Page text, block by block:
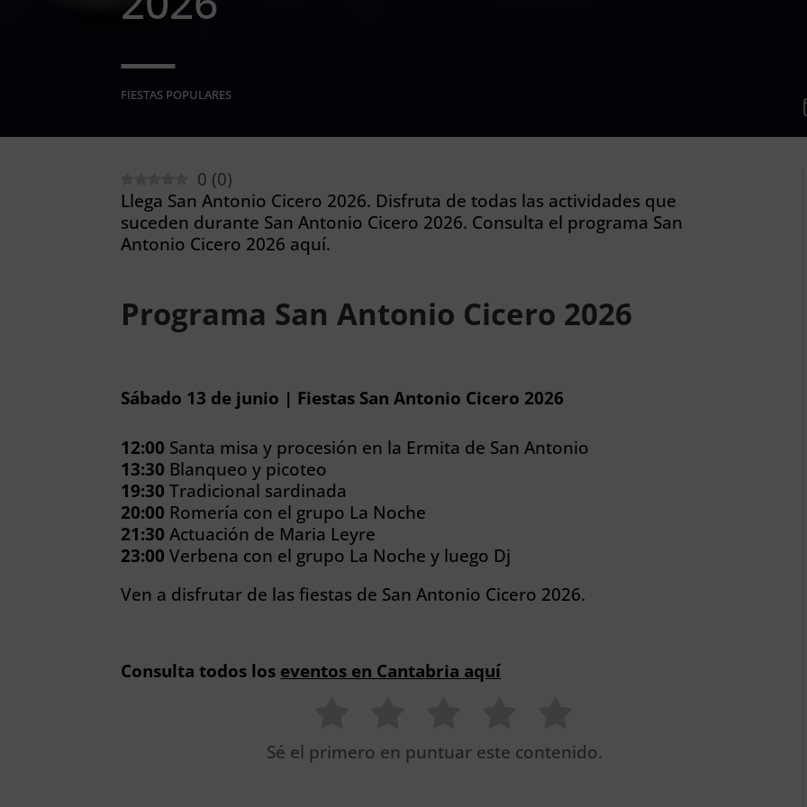
FIESTAS POPULARES
0 (0)
Llega San Antonio Cicero 2026. Disfruta de todas las actividades que
suceden durante San Antonio Cicero 2026. Consulta el programa San
Antonio Cicero 2026 aquí.
Programa San Antonio Cicero 2026
Sábado 13 de junio | Fiestas San Antonio Cicero 2026
12:00 Santa misa y procesión en la Ermita de San Antonio
13:30 Blanqueo y picoteo
19:30 Tradicional sardinada
20:00 Romería con el grupo La Noche
21:30 Actuación de Maria Leyre
23:00 Verbena con el grupo La Noche y luego Dj
Ven a disfrutar de las fiestas de San Antonio Cicero 2026.
Consulta todos los eventos en Cantabria aquí
Sé el primero en puntuar este contenido.